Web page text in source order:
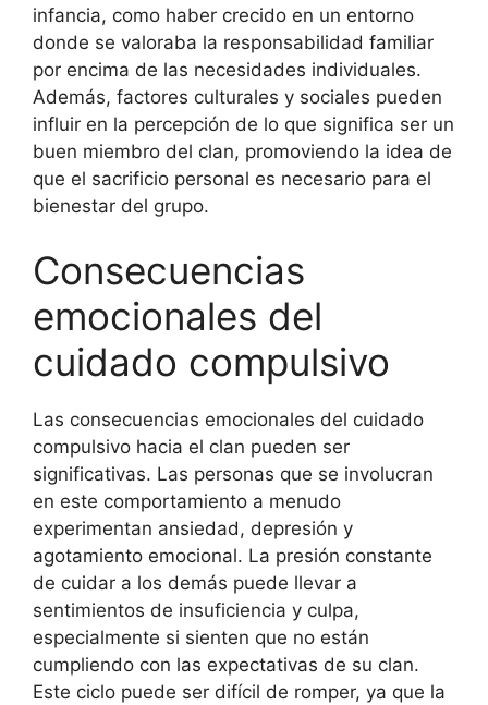
infancia, como haber crecido en un entorno
donde se valoraba la responsabilidad familiar
por encima de las necesidades individuales.
Además, factores culturales y sociales pueden
influir en la percepción de lo que significa ser un
buen miembro del clan, promoviendo la idea de
que el sacrificio personal es necesario para el
bienestar del grupo.
Consecuencias
emocionales del
cuidado compulsivo
Las consecuencias emocionales del cuidado
compulsivo hacia el clan pueden ser
significativas. Las personas que se involucran
en este comportamiento a menudo
experimentan ansiedad, depresión y
agotamiento emocional. La presión constante
de cuidar a los demás puede llevar a
sentimientos de insuficiencia y culpa,
especialmente si sienten que no están
cumpliendo con las expectativas de su clan.
Este ciclo puede ser difícil de romper, ya que la